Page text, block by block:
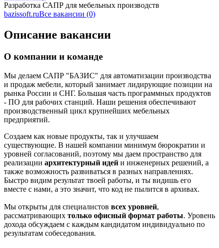
Разработка САПР для мебельных производств
bazissoft.ruВсе вакансии (0)
Описание вакансии
О компании и команде
Мы делаем САПР "БАЗИС" для автоматизации производства
и продаж мебели, который занимает лидирующие позиции на
рынка России и СНГ. Большая часть программных продуктов
- ПО для рабочих станций. Наши решения обеспечивают
производственный цикл крупнейших мебельных
предприятий.
Создаем как новые продукты, так и улучшаем
существующие. В нашей компании минимум бюрократии и
уровней согласований, поэтому мы даем пространство для
реализации архитектурный идей и инженерных решений, а
также возможность развиваться в разных направлениях.
Быстро видим результат твоей работы, и ты видишь его
вместе с нами, а это значит, что код не пылится в архивах.
Мы открыты для специалистов всех уровней,
рассматривающих только офисный формат работы. Уровень
дохода обсуждаем с каждым кандидатом индивидуально по
результатам собеседования.